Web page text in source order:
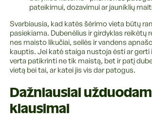
pateikimui, dozavimui ar jauniklių
Svarbiausia, kad katės šėrimo vieta būtų
pasiekiama. Dubenėlius ir girdyklas reikėtų
nes maisto likučiai, seilės ir vandens
kauptis. Jei katė staiga nustoja ėsti ar gerti
verta patikrinti ne tik maistą, bet ir patį
vietą bei tai, ar katei jis vis dar patogus.
Dažniausiai
klausimai